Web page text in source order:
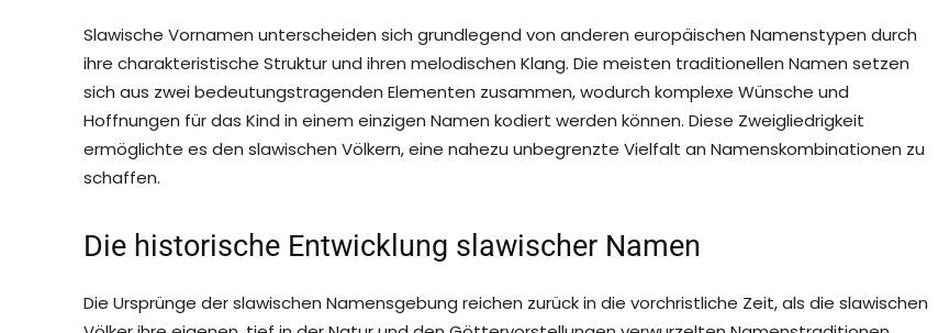
Slawische Vornamen unterscheiden sich grundlegend von anderen europäischen Namenstypen durch
ihre charakteristische Struktur und ihren melodischen Klang. Die meisten traditionellen Namen setzen
sich aus zwei bedeutungstragenden Elementen zusammen, wodurch komplexe Wünsche und
Hoffnungen für das Kind in einem einzigen Namen kodiert werden können. Diese Zweigliedrigkeit
ermöglichte es den slawischen Völkern, eine nahezu unbegrenzte Vielfalt an Namenskombinationen zu
schaffen.
Die historische Entwicklung slawischer Namen
Die Ursprünge der slawischen Namensgebung reichen zurück in die vorchristliche Zeit, als die slawischen